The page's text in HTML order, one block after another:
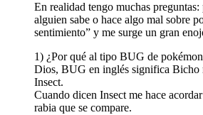
En realidad tengo muchas preguntas:
alguien sabe o hace algo mal sobre
sentimiento” y me surge un gran
1) ¿Por qué al tipo BUG de
Dios, BUG en inglés significa Bicho
Insect.
Cuando dicen Insect me hace
rabia que se compare.